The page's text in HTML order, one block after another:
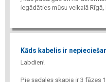
iegādāties mūsu veikalā Rīgā,
Kāds kabelis ir
Labdien!
Pie sadales skapja ir 3 fāzes